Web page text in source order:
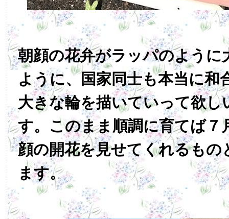
朝顔の花弁がラッパのように
ように、国家同士も本当に和
大きな輪を描いていって欲し
す。このまま順調に育てば７
顔の開花を見せてくれるもの
ます。